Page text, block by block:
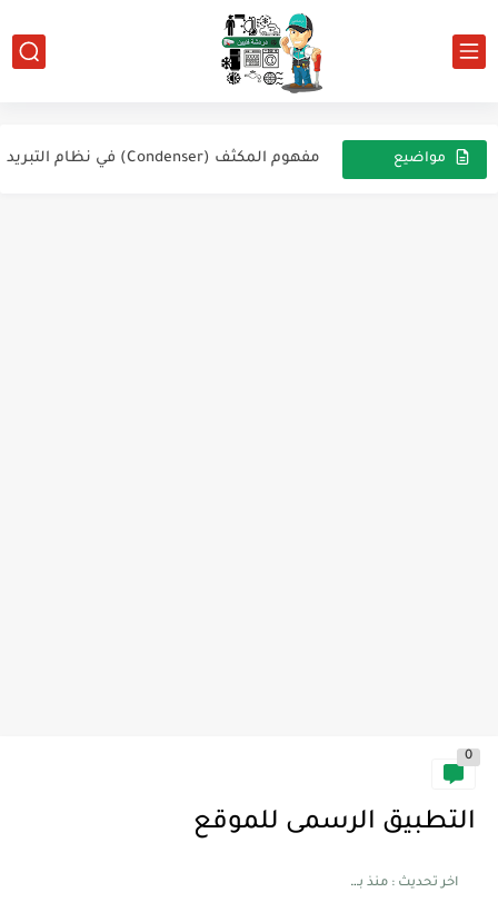
مواضيع
كيفية تركيب مكيف سبليت
فكرة عمل منظم ضغط المبخر (Evaporator Pressure Regulator - EPR):
مفهوم المكثف (Condenser) في نظام التبريد
0
التطبيق الرسمى للموقع
اخر تحديث :منذ بضع اعوام